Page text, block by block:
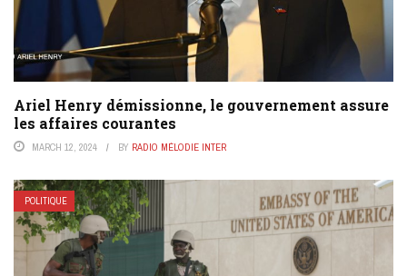
Ariel Henry démissionne, le gouvernement assure
les affaires courantes
MARCH 12, 2024 BY RADIO MÉLODIE INTER
POLITIQUE